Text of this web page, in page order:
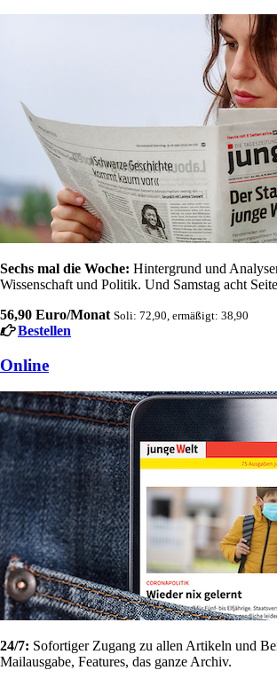
Sechs mal die Woche: Hintergrund und
Wissenschaft und Politik. Und Samstag acht
56,90 Euro/Monat Soli: 72,90, ermäßigt: 38,90
Bestellen
Online
24/7: Sofortiger Zugang zu allen Artikeln und
Mailausgabe, Features, das ganze Archiv.